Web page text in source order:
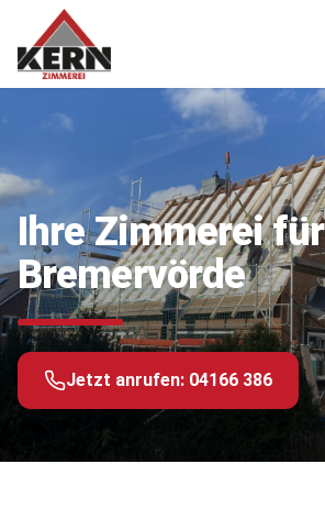
Ihre Zimmerei für
Bremervörde
Jetzt anrufen: 04166 386